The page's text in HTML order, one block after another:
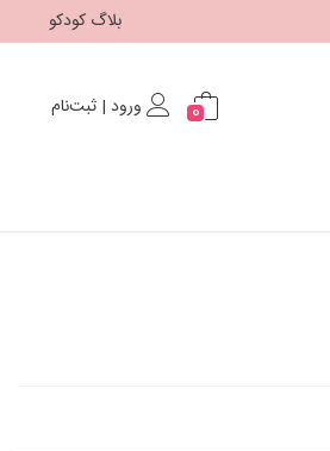
بلاگ کودکو
0 ورود | ثبت‌نام